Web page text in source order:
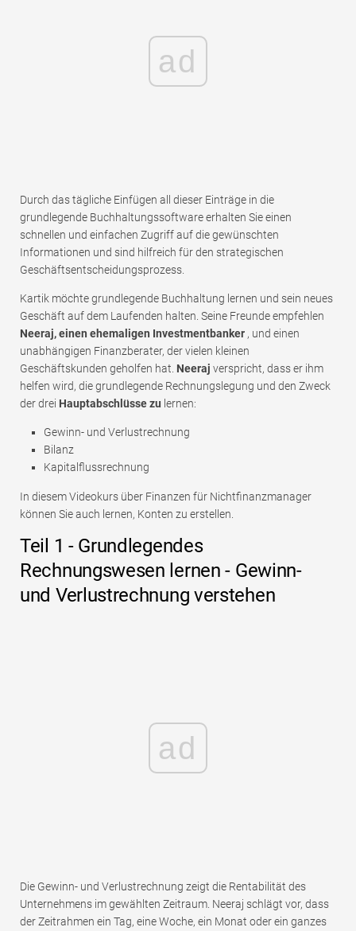
ad
Durch das tägliche Einfügen all dieser Einträge in die
grundlegende Buchhaltungssoftware erhalten Sie einen
schnellen und einfachen Zugriff auf die gewünschten
Informationen und sind hilfreich für den strategischen
Geschäftsentscheidungsprozess.
Kartik möchte grundlegende Buchhaltung lernen und sein neues
Geschäft auf dem Laufenden halten. Seine Freunde empfehlen
Neeraj, einen ehemaligen Investmentbanker , und einen
unabhängigen Finanzberater, der vielen kleinen
Geschäftskunden geholfen hat. Neeraj verspricht, dass er ihm
helfen wird, die grundlegende Rechnungslegung und den Zweck
der drei Hauptabschlüsse zu lernen:
Gewinn- und Verlustrechnung
Bilanz
Kapitalflussrechnung
In diesem Videokurs über Finanzen für Nichtfinanzmanager
können Sie auch lernen, Konten zu erstellen.
Teil 1 - Grundlegendes
Rechnungswesen lernen - Gewinn-
und Verlustrechnung verstehen
ad
Die Gewinn- und Verlustrechnung zeigt die Rentabilität des
Unternehmens im gewählten Zeitraum. Neeraj schlägt vor, dass
der Zeitrahmen ein Tag, eine Woche, ein Monat oder ein ganzes